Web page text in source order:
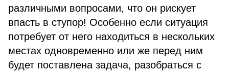
различными вопросами, что он рискует
впасть в ступор! Особенно если ситуация
потребует от него находиться в нескольких
местах одновременно или же перед ним
будет поставлена задача, разобраться с